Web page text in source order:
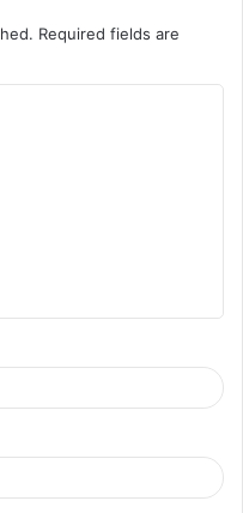
Required fields are